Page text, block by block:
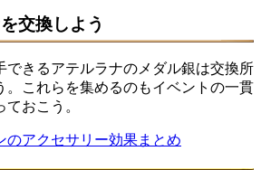
交換しよう
できるアテルラナのメダル銀は交換所
。これらを集めるのもイベントの一貫
おこう。
のアクセサリー効果まとめ